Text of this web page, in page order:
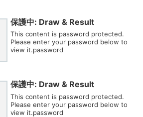
保護中: Draw & Result
This content is password protected.
Please enter your password below to
view it.password
保護中: Draw & Result
This content is password protected.
Please enter your password below to
view it.password